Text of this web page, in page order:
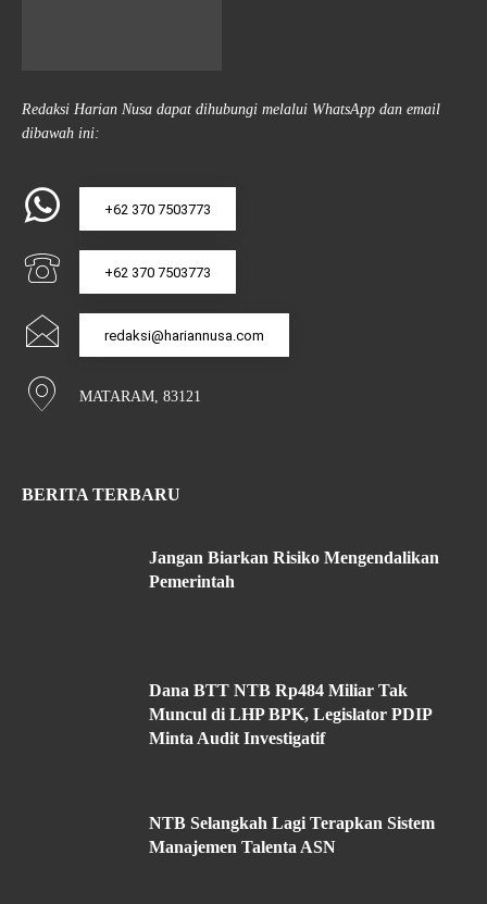
Redaksi Harian Nusa dapat dihubungi melalui WhatsApp dan email
dibawah ini:
+62 370 7503773
+62 370 7503773
redaksi@hariannusa.com
MATARAM, 83121
BERITA TERBARU
Jangan Biarkan Risiko Mengendalikan
Pemerintah
Dana BTT NTB Rp484 Miliar Tak
Muncul di LHP BPK, Legislator PDIP
Minta Audit Investigatif
NTB Selangkah Lagi Terapkan Sistem
Manajemen Talenta ASN